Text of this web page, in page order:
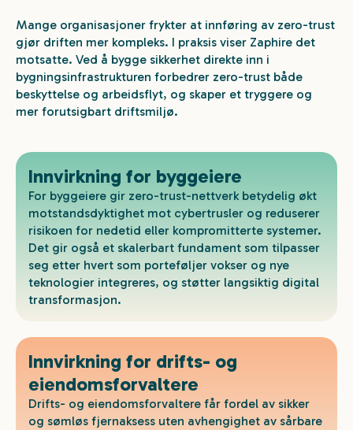
Mange organisasjoner frykter at innføring av zero-trust
gjør driften mer kompleks. I praksis viser Zaphire det
motsatte. Ved å bygge sikkerhet direkte inn i
bygningsinfrastrukturen forbedrer zero-trust både
beskyttelse og arbeidsflyt, og skaper et tryggere og
mer forutsigbart driftsmiljø.
Innvirkning for byggeiere
For byggeiere gir zero-trust-nettverk betydelig økt
motstandsdyktighet mot cybertrusler og reduserer
risikoen for nedetid eller kompromitterte systemer.
Det gir også et skalerbart fundament som tilpasser
seg etter hvert som porteføljer vokser og nye
teknologier integreres, og støtter langsiktig digital
transformasjon.
Innvirkning for drifts- og
eiendomsforvaltere
Drifts- og eiendomsforvaltere får fordel av sikker
og sømløs fjernaksess uten avhengighet av sårbare